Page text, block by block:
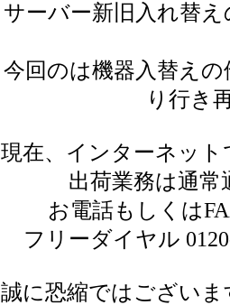
サーバー新旧入れ替
今回のは機器入替え
り行き
現在、インターネッ
出荷業務は通
お電話もしくは
フリーダイヤル
誠に恐縮ではござい